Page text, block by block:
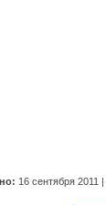
16 сентября 2011 |